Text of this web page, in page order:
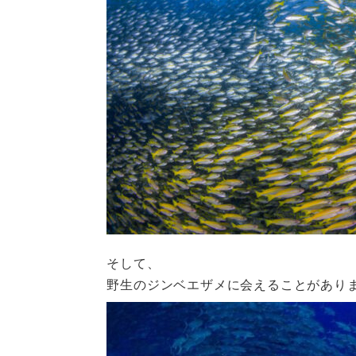
そして、
野生のジンベエザメに会えることがあり